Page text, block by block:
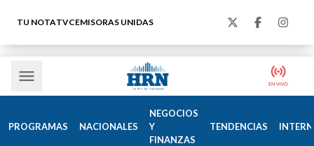
TU NOTATVCEMISORAS UNIDAS
PROGRAMAS NACIONALES
NEGOCIOS
Y
FINANZAS
TENDENCIAS